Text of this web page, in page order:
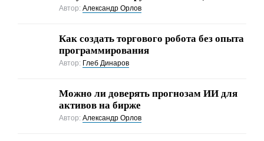
Автор:Александр Орлов
Как создать торгового робота без опыта
программирования
Автор: Глеб Динаров
Можно ли доверять прогнозам ИИ для
активов на бирже
Автор:Александр Орлов